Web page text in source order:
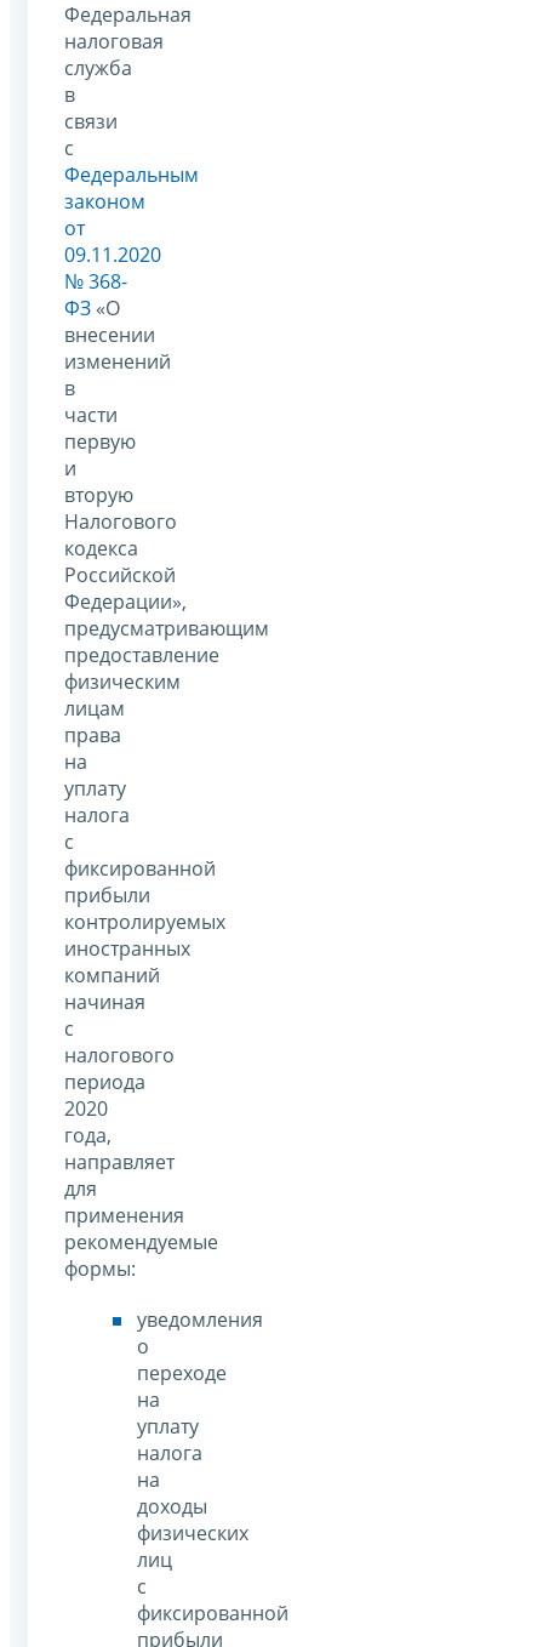
Федеральная
налоговая
служба
в
связи
с
Федеральным
законом
от
09.11.2020
№ 368-
ФЗ «О
внесении
изменений
в
части
первую
и
вторую
Налогового
кодекса
Российской
Федерации»,
предусматривающим
предоставление
физическим
лицам
права
на
уплату
налога
с
фиксированной
прибыли
контролируемых
иностранных
компаний
начиная
с
налогового
периода
2020
года,
направляет
для
применения
рекомендуемые
формы:
уведомления
о
переходе
на
уплату
налога
на
доходы
физических
лиц
с
фиксированной
прибыли